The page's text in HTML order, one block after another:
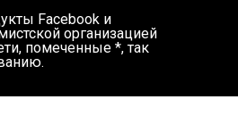
Facebook и
организацией
помеченные *, так